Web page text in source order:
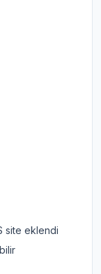
site eklendi